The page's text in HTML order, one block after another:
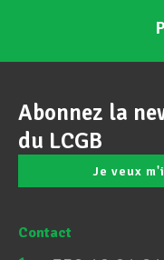
Actualités
Abonnez la
du LCGB
Je veux
Contact